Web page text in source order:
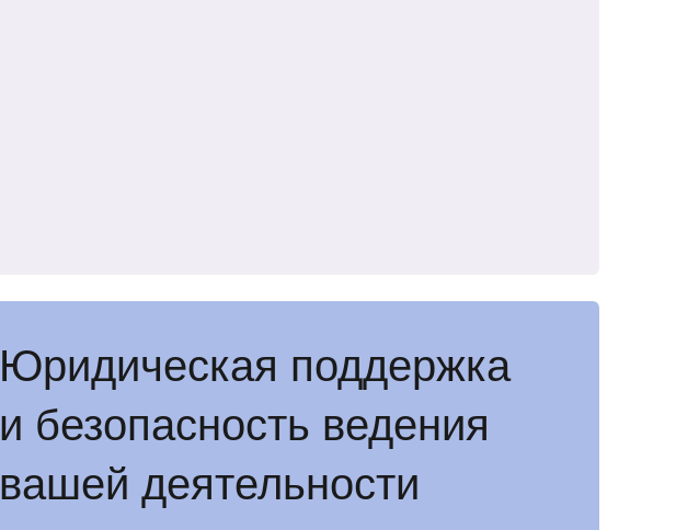
Юридическая поддержка
и безопасность ведения
вашей деятельности